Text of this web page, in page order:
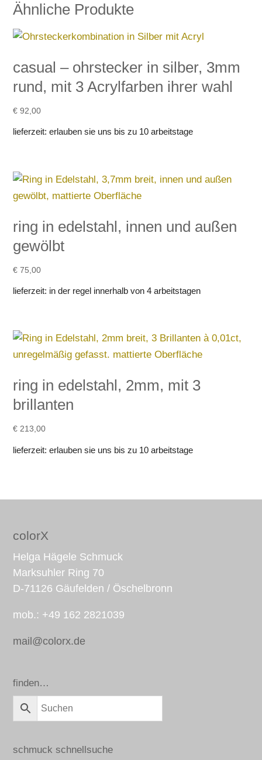
Ähnliche Produkte
casual – ohrstecker in silber, 3mm
rund, mit 3 Acrylfarben ihrer wahl
€ 92,00
lieferzeit:erlauben sie uns bis zu 10 arbeitstage
ring in edelstahl, innen und außen
gewölbt
€ 75,00
lieferzeit: in der regel innerhalb von 4 arbeitstagen
ring in edelstahl, 2mm, mit 3
brillanten
€ 213,00
lieferzeit:erlauben sie uns bis zu 10 arbeitstage
colorX
Helga Hägele Schmuck
Marksuhler Ring 70
D-71126 Gäufelden / Öschelbronn
mob.: +49 162 2821039
mail@colorx.de
finden…
schmuck schnellsuche